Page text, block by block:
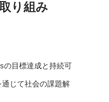
り組み
の目標達成と持続可
じて社会の課題解